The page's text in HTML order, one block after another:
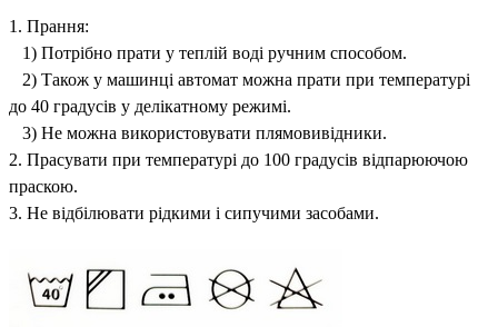
1. Прання:
1) Потрібно прати у теплій воді ручним способом.
2) Також у машинці автомат можна прати при температурі
до 40 градусів у делікатному режимі.
3) Не можна використовувати плямовивідники.
2. Прасувати при температурі до 100 градусів відпарюючою
праскою.
3. Не відбілювати рідкими і сипучими засобами.